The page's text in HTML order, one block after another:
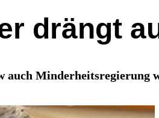
drängt
Minderheitsregierung